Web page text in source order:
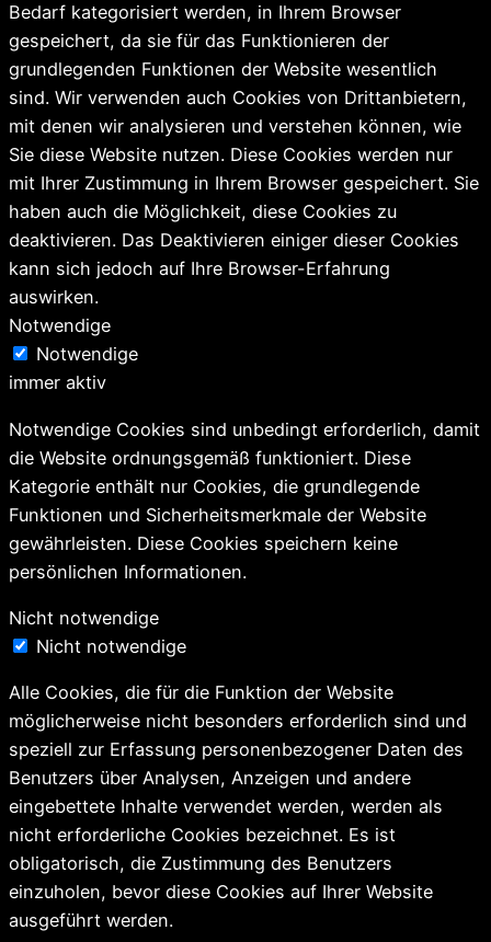
Bedarf kategorisiert werden, in Ihrem Browser
gespeichert, da sie für das Funktionieren der
grundlegenden Funktionen der Website wesentlich
sind. Wir verwenden auch Cookies von Drittanbietern,
mit denen wir analysieren und verstehen können, wie
Sie diese Website nutzen. Diese Cookies werden nur
mit Ihrer Zustimmung in Ihrem Browser gespeichert. Sie
haben auch die Möglichkeit, diese Cookies zu
deaktivieren. Das Deaktivieren einiger dieser Cookies
kann sich jedoch auf Ihre Browser-Erfahrung
auswirken.
Notwendige
Notwendige
immer aktiv
Notwendige Cookies sind unbedingt erforderlich, damit
die Website ordnungsgemäß funktioniert. Diese
Kategorie enthält nur Cookies, die grundlegende
Funktionen und Sicherheitsmerkmale der Website
gewährleisten. Diese Cookies speichern keine
persönlichen Informationen.
Nicht notwendige
Nicht notwendige
Alle Cookies, die für die Funktion der Website
möglicherweise nicht besonders erforderlich sind und
speziell zur Erfassung personenbezogener Daten des
Benutzers über Analysen, Anzeigen und andere
eingebettete Inhalte verwendet werden, werden als
nicht erforderliche Cookies bezeichnet. Es ist
obligatorisch, die Zustimmung des Benutzers
einzuholen, bevor diese Cookies auf Ihrer Website
ausgeführt werden.